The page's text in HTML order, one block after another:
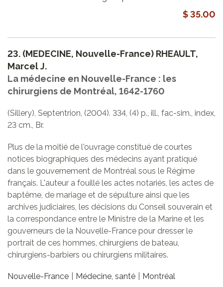
$ 35.00
23. (MEDECINE, Nouvelle-France) RHEAULT,
Marcel J.
La médecine en Nouvelle-France : les
chirurgiens de Montréal, 1642-1760
(Sillery), Septentrion, (2004). 334, (4) p., ill., fac-sim., index,
23 cm., Br.
Plus de la moitié de l'ouvrage constitué de courtes
notices biographiques des médecins ayant pratiqué
dans le gouvernement de Montréal sous le Régime
français. L'auteur a fouillé les actes notariés, les actes de
baptême, de mariage et de sépulture ainsi que les
archives judiciaires, les décisions du Conseil souverain et
la correspondance entre le Ministre de la Marine et les
gouverneurs de la Nouvelle-France pour dresser le
portrait de ces hommes, chirurgiens de bateau,
chirurgiens-barbiers ou chirurgiens militaires.
Nouvelle-France Médecine, santé Montréal